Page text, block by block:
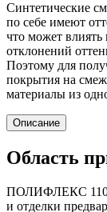
Синтетические
по себе имеют
что может
отклонений
Поэтому для
покрытия на
материалы из
Описание
Область
ПОЛИФЛЕКС 1101
и отделки